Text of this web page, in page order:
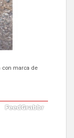
con marca de